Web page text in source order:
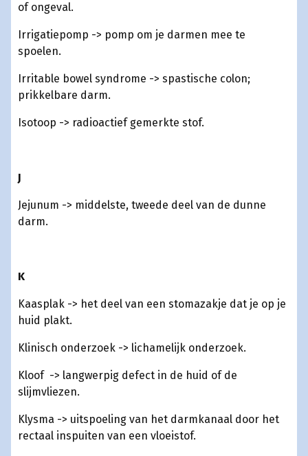
of ongeval.
Irrigatiepomp -> pomp om je darmen mee te
spoelen.
Irritable bowel syndrome -> spastische colon;
prikkelbare darm.
Isotoop -> radioactief gemerkte stof.
J
Jejunum -> middelste, tweede deel van de dunne
darm.
K
Kaasplak -> het deel van een stomazakje dat je op je
huid plakt.
Klinisch onderzoek -> lichamelijk onderzoek.
Kloof -> langwerpig defect in de huid of de
slijmvliezen.
Klysma -> uitspoeling van het darmkanaal door het
rectaal inspuiten van een vloeistof.